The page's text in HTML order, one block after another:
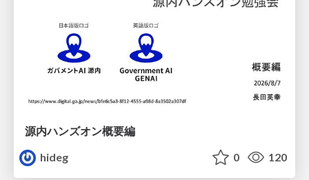
源内ハンズオン概要編
hideg
0 120